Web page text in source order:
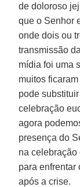
de doloroso
que o Senhor
onde dois ou
transmissão
mídia foi uma
muitos
pode
celebração
agora
presença do
na celebração
para enfrentar
após a crise.